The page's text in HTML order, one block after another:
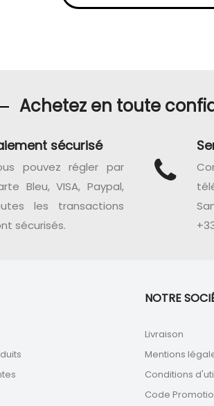
Achetez en toute
sécurisé
pouvez régler par
Bleu, VISA, Paypal,
les transactions
sécurisés.
NOTRE
Livraison
Mentions
Conditions
Code